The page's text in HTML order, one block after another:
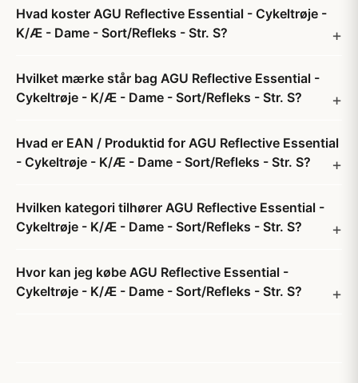
Hvad koster AGU Reflective Essential - Cykeltrøje -
K/Æ - Dame - Sort/Refleks - Str. S?
Hvilket mærke står bag AGU Reflective Essential -
Cykeltrøje - K/Æ - Dame - Sort/Refleks - Str. S?
Hvad er EAN / Produktid for AGU Reflective Essential
- Cykeltrøje - K/Æ - Dame - Sort/Refleks - Str. S?
Hvilken kategori tilhører AGU Reflective Essential -
Cykeltrøje - K/Æ - Dame - Sort/Refleks - Str. S?
Hvor kan jeg købe AGU Reflective Essential -
Cykeltrøje - K/Æ - Dame - Sort/Refleks - Str. S?